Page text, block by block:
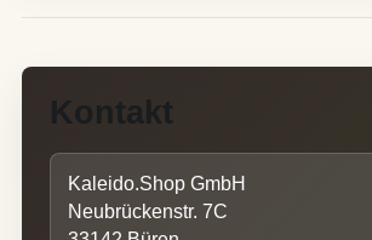
Kontakt
Kaleido.Shop GmbH
Neubrückenstr. 7C